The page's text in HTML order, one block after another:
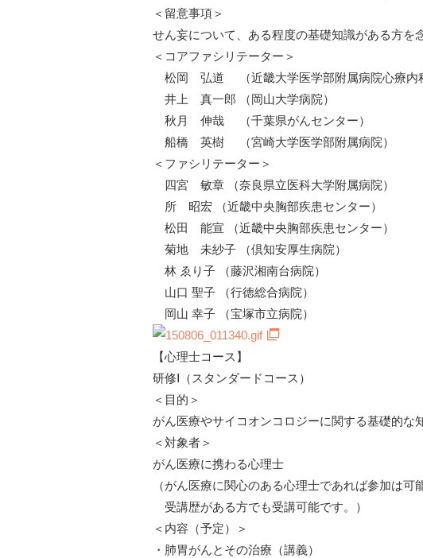
＜留意事項＞
せん妄について、ある程度の基礎知識がある方を
＜コアファシリテーター＞
松岡 弘道 （近畿大学医学部附属病院心療
井上 真一郎 （岡山大学病院）
秋月 伸哉 （千葉県がんセンター）
船橋 英樹 （宮崎大学医学部附属病院）
＜ファシリテーター＞
四宮 敏章 （奈良県立医科大学附属病院）
所 昭宏 （近畿中央胸部疾患センター）
松田 能宣 （近畿中央胸部疾患センター）
菊地 未紗子 （倶知安厚生病院）
林 ゑり子 （藤沢湘南台病院）
山口 聖子 （行徳総合病院）
岡山 幸子 （宝塚市立病院）
【心理士コース】
研修Ⅰ（スタンダードコース）
＜目的＞
がん医療やサイコオンコロジーに関する基礎的な
＜対象者＞
がん医療に携わる心理士
（がん医療に関心のある心理士であれば参加は
受講歴がある方でも受講可能です。）
＜内容（予定）＞
・肺胃がんとその治療（講義）